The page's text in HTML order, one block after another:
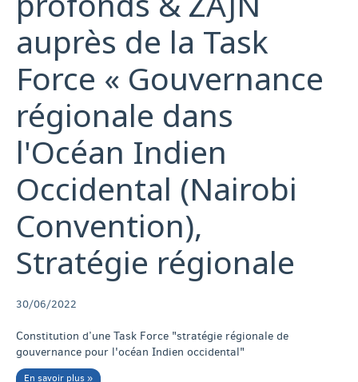
auprès de la Task
Force « Gouvernance
régionale dans
l'Océan Indien
Occidental (Nairobi
Convention),
Stratégie régionale
30/06/2022
Constitution d’une Task Force "stratégie régionale de
gouvernance pour l'océan Indien occidental"
En savoir plus »